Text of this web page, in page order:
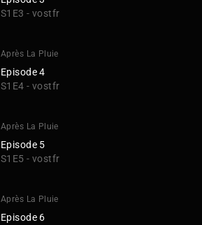
S1E3 - vostfr
Après La Pluie
Episode 4
S1E4 - vostfr
Après La Pluie
Episode 5
S1E5 - vostfr
Après La Pluie
Episode 6